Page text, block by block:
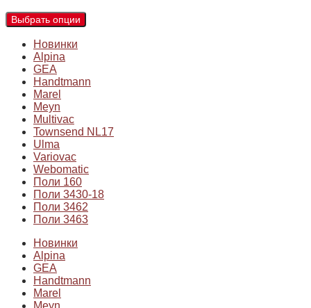
Выбрать опции
Новинки
Alpina
GEA
Handtmann
Marel
Meyn
Multivac
Townsend NL17
Ulma
Variovac
Webomatic
Поли 160
Поли 3430-18
Поли 3462
Поли 3463
Новинки
Alpina
GEA
Handtmann
Marel
Meyn